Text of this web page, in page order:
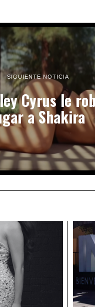
SIGUIENTE NOTICIA
Cyrus le
a Shakira